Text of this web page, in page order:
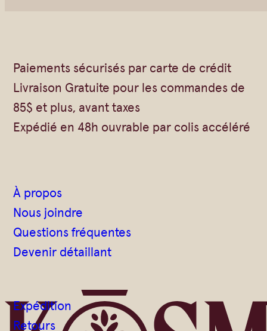
Beurre de Karité
Végétales
Barres détachantes
Savon Noir
Argiles
Crèmes visages
Eaux florales
Exfoliants
Huiles à massage
Hydratants
Huiles
Shampoings
Livres
Paiements sécurisés par carte de crédit
Livraison Gratuite pour les commandes de
85$ et plus, avant taxes
Expédié en 48h ouvrable par colis accéléré
À propos
Nous joindre
Questions fréquentes
Devenir détaillant
Expédition
Retours